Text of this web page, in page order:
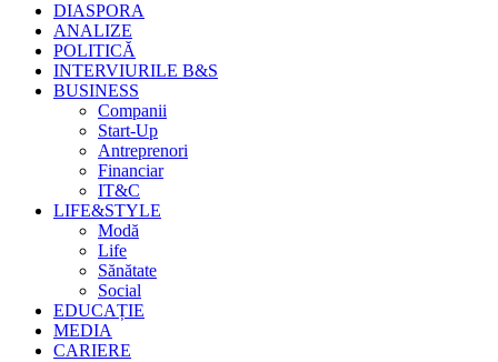
DIASPORA
ANALIZE
POLITICĂ
INTERVIURILE B&S
BUSINESS
Companii
Start-Up
Antreprenori
Financiar
IT&C
LIFE&STYLE
Modă
Life
Sănătate
Social
EDUCAȚIE
MEDIA
CARIERE